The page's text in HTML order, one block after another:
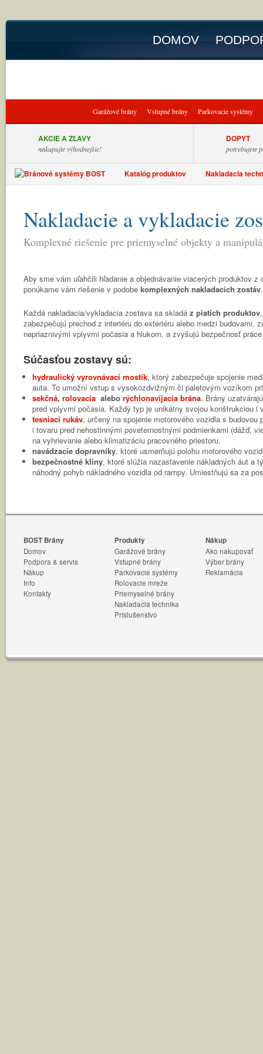
DOMOV
Garážové brány Vstupné brány Parkovacie systémy
AKCIE A ZĽAVY
nakupujte výhodnejšie!
DOPYT
potrebujete
Katalóg produktov Nakladacia
Nakladacie a vykladacie
Komplexné riešenie pre priemyselné objekty a
Aby sme vám uľahčili hľadanie a objednávanie viacerých produktov
ponúkame vám riešenie v podobe komplexných nakladacích zostáv.
Každá nakladacia/vykladacia zostava sa skladá z piatich produktov
zabezpečujú prechod z interiéru do exteriéru alebo medzi budovami,
nepriaznivými vplyvmi počasia a hlukom, a zvyšujú bezpečnosť
Súčasťou zostavy sú:
hydraulický vyrovnávací mostík, ktorý zabezpečuje spojenie
auta. To umožní vstup s vysokozdvižným či paletovým vozíkom
sekčná, rolovacia alebo rýchlonavíjacia brána. Brány
pred vplyvmi počasia. Každý typ je unikátny svojou konštrukciou i
tesniaci rukáv, určený na spojenie motorového vozidla s
i tovaru pred nehostinnými poveternostnými podmienkami (dážď,
na vyhrievanie alebo klimatizáciu pracovného priestoru.
navádzacie dopravníky, ktoré usmerňujú polohu motorového
bezpečnostné kliny, ktoré slúžia nazastavenie nákladných áut a
náhodný pohyb nákladného vozidla od rampy. Umiestňujú sa za
BOST Brány
Domov
Podpora & servis
Nákup
Info
Kontakty
Produkty
Garážové brány
Vstupné brány
Parkovacie systémy
Rolovacie mreže
Priemyselné brány
Nakladacia technika
Príslušenstvo
Nákup
Ako nakupovať
Výber brány
Reklamácia